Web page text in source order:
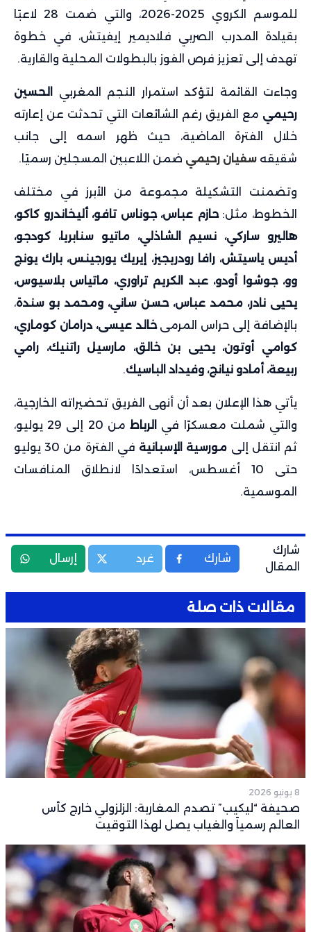
للموسم الكروي 2025-2026، والتي ضمت 28 لاعبًا
بقيادة المدرب الصربي فلاديمير إيفيتش، في خطوة
تهدف إلى تعزيز فرص الفوز بالبطولات المحلية والقارية.
وجاءت القائمة لتؤكد استمرار النجم المغربي
الحسين
رحيمي مع الفريق رغم الشائعات التي تحدثت عن إعارته
خلال الفترة الماضية، حيث ظهر اسمه إلى جانب
شقيقه سفيان رحيمي ضمن اللاعبين المسجلين رسميًا.
وتضمنت التشكيلة مجموعة من الأبرز في مختلف
الخطوط، مثل:حازم عباس، جوناس تافو، أليخاندرو كاكو،
هاليرو ساركي، نسيم الشاذلي، ماتيو سنابريا، كودجو،
أديس ياسيتش، رافا رودريجيز، إيريك يورجينس، بارك يونج
وو، جوشوا أودو، عبد الكريم تراوري، ماتياس بلاسيوس،
يحيى نادر، محمد عباس، حسن ساني، ومحمد بو سندة،
بالإضافة إلى حراس المرمىخالد عيسى، درامان كوماري،
كوامي أوتون، يحيى بن خالق، مارسيل راتنيك، رامي
ربيعة، أمادو نيانج، وفيداد الباسيك.
يأتي هذا الإعلان بعد أن أنهى الفريق تحضيراته الخارجية،
والتي شملت معسكرًا في
الرباط
من 20 إلى 29 يوليو،
ثم انتقل إلى مورسية الإسبانية
في الفترة من 30 يوليو
حتى 10 أغسطس، استعدادًا لانطلاق المنافسات
الموسمية.
شارك
المقال
شارك غرد إرسال
مقالات ذات صلة
8 يونيو 2026
صحيفة “ليكيب” تصدم المغاربة: الزلزولي خارج كأس
العالم رسمياً والغياب يصل لهذا التوقيت